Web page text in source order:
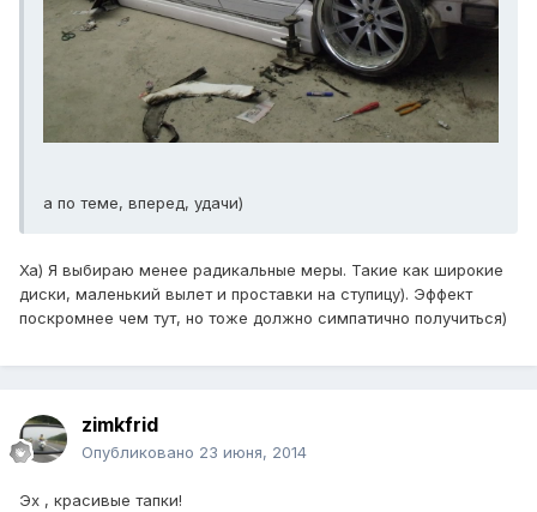
а по теме, вперед, удачи)
Ха) Я выбираю менее радикальные меры. Такие как широкие
диски, маленький вылет и проставки на ступицу). Эффект
поскромнее чем тут, но тоже должно симпатично получиться)
zimkfrid
Опубликовано 23 июня, 2014
Эх , красивые тапки!